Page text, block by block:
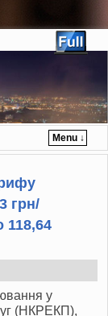
Menu ↓
грн/
118,64
у
(НКРЕКП),